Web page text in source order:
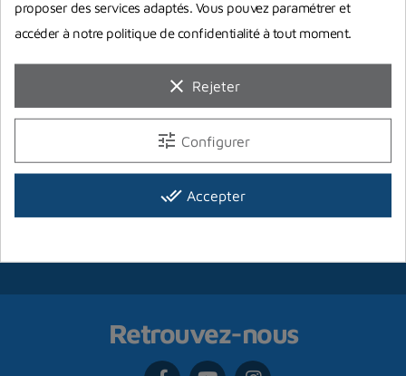
Newsletter
J'accepte lapolitique de confidentialité
Retrouvez-nous
proposer des services adaptés. Vous pouvez paramétrer et
accéder à notre politique de confidentialité à tout moment.
clear Rejeter
tune Configurer
done_all Accepter